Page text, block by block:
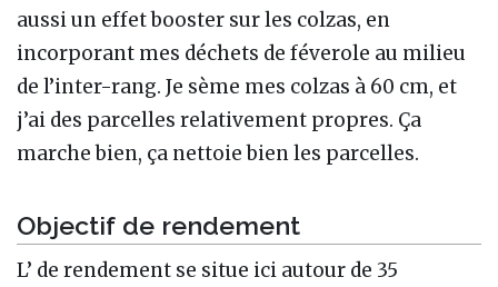
aussi un effet booster sur les colzas, en
incorporant mes déchets de féverole au milieu
de l’inter-rang. Je sème mes colzas à 60 cm, et
j’ai des parcelles relativement propres. Ça
marche bien, ça nettoie bien les parcelles.
Objectif de rendement
L’ de rendement se situe ici autour de 35